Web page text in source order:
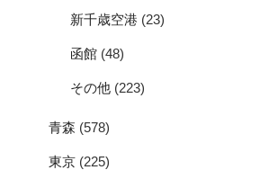
新千歳空港 (23)
函館 (48)
その他 (223)
青森 (578)
東京 (225)